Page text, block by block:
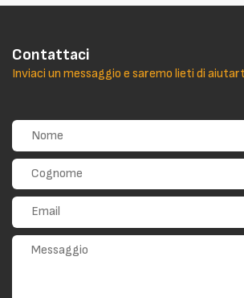
Contattaci
Inviaci un messaggio e saremo lieti di